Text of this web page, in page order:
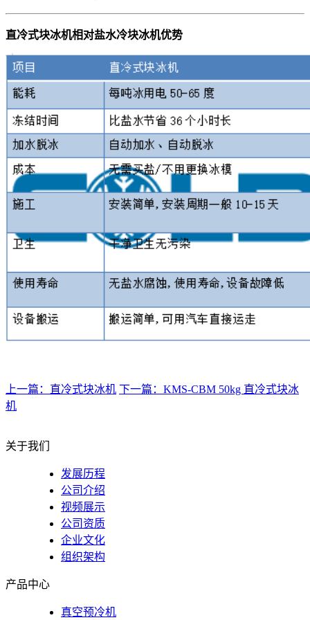
直冷式块冰机相对盐水冷块冰机优势
上一篇：直冷式块冰机 下一篇：KMS-CBM 50kg 直冷式块冰
机
关于我们
发展历程
公司介绍
视频展示
公司资质
企业文化
组织架构
产品中心
真空预冷机